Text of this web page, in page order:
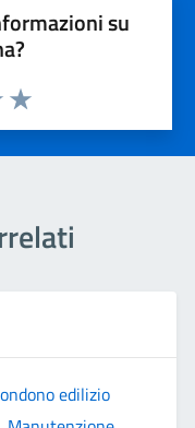
su
Valuta 5 stelle su 5
4 stelle su 5
stelle su 5
su 5
5
edilizio